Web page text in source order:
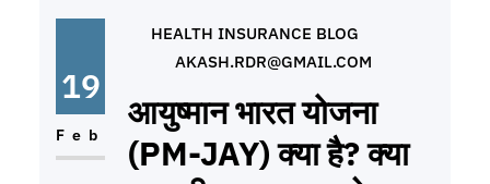
काम करता है? सुपर टॉप-अप प्लान
19
Feb
HEALTH INSURANCE BLOG
AKASH.RDR@GMAIL.COM
आयुष्मान भारत योजना
(PM-JAY) क्या है? क्या